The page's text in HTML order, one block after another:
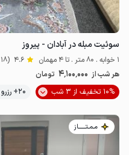
سوئیت مبله در آبادان - پیروز
1 خوابه . 80 متر . تا 4 مهمان 4.6 (18 نظر)
هر شب از 4٬100٬000 تومان
10% تخفیف از 3 شب
20+ رزرو موفق
مـمـتــــــاز